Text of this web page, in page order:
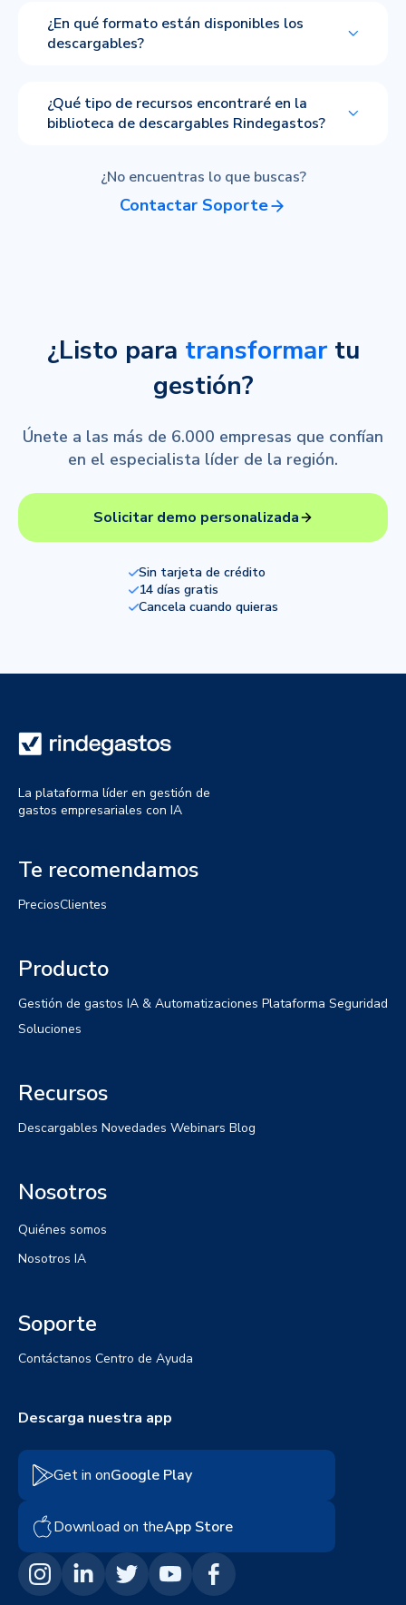
¿En qué formato están disponibles los
descargables?
¿Qué tipo de recursos encontraré en la
biblioteca de descargables Rindegastos?
¿No encuentras lo que buscas?
Contactar Soporte
¿Listo para transformartu
gestión?
Únete a las más de 6.000 empresas que confían
en el especialista líder de la región.
Solicitar demo personalizada
Sin tarjeta de crédito
14 días gratis
Cancela cuando quieras
La plataforma líder en gestión de
gastos empresariales con IA
Te recomendamos
PreciosClientes
Producto
Gestión de gastos IA & Automatizaciones Plataforma Seguridad
Soluciones
Recursos
Descargables Novedades Webinars Blog
Nosotros
Quiénes somos
Nosotros IA
Soporte
Contáctanos Centro de Ayuda
Descarga nuestra app
Get in onGoogle Play
Download on theApp Store